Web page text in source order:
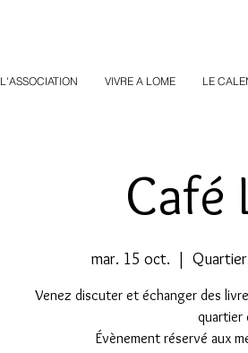
L'ASSOCIATION VIVRE A LOME LE
Café
mar. 15 oct.
  |
Venez discuter et échanger des
quartier
Évènement réservé aux